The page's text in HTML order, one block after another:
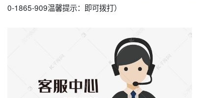
0-1865-909温馨提示：即可拨打）